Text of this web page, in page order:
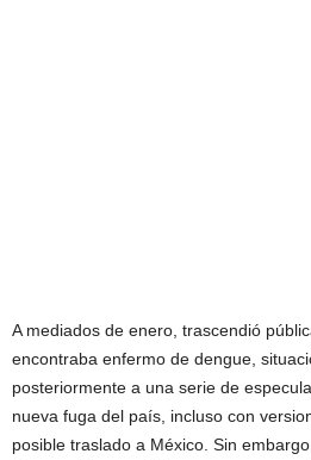
A mediados de enero, trascendió
encontraba enfermo de dengue,
posteriormente a una serie de
nueva fuga del país, incluso con
posible traslado a México. Sin